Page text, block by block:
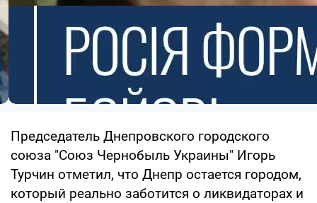
Председатель Днепровского городского
союза "Союз Чернобыль Украины" Игорь
Турчин отметил, что Днепр остается городом,
который реально заботится о ликвидаторах и